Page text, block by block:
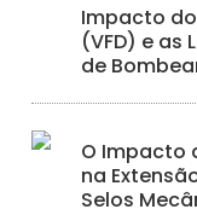
Impacto
(VFD) e as
de
O Impacto
na
Selos